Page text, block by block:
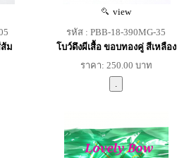
ม
view
รหัส : PBB-18-390MG-35
โบว์ดึงผีเสื้อ ขอบทองคู่ สีเหลือง
ราคา: 250.00 บาท